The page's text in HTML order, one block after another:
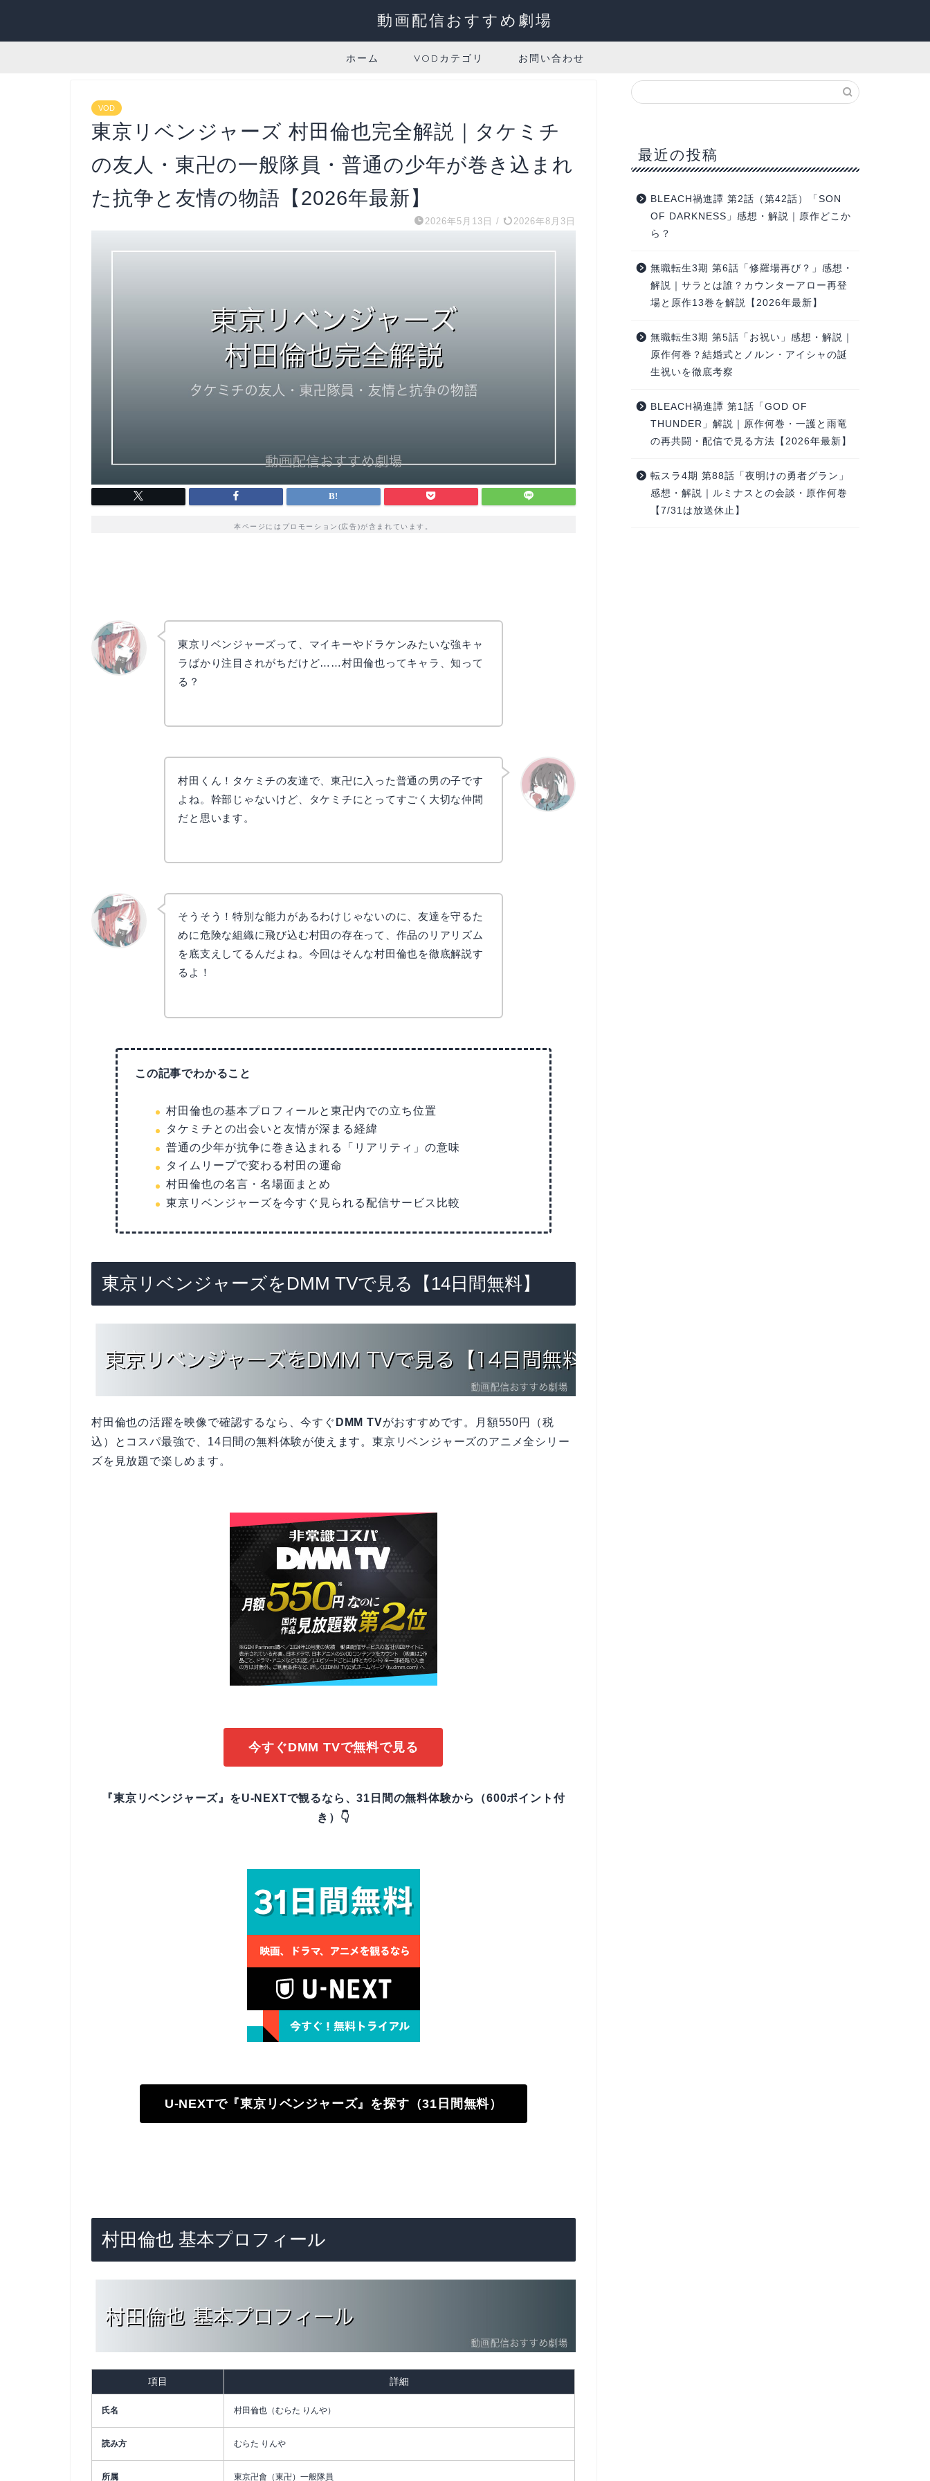
動画配信おすすめ劇場
ホーム VODカテゴリ お問い合わせ
VOD
東京リベンジャーズ 村田倫也完全解説｜タケミチ
の友人・東卍の一般隊員・普通の少年が巻き込まれ
た抗争と友情の物語【2026年最新】
2026年5月13日 / 2026年8月3日
本ページにはプロモーション(広告)が含まれています。
東京リベンジャーズって、マイキーやドラケンみたいな強キャ
ラばかり注目されがちだけど……村田倫也ってキャラ、知って
る？
村田くん！タケミチの友達で、東卍に入った普通の男の子です
よね。幹部じゃないけど、タケミチにとってすごく大切な仲間
だと思います。
そうそう！特別な能力があるわけじゃないのに、友達を守るた
めに危険な組織に飛び込む村田の存在って、作品のリアリズム
を底支えしてるんだよね。今回はそんな村田倫也を徹底解説す
るよ！
この記事でわかること
村田倫也の基本プロフィールと東卍内での立ち位置
タケミチとの出会いと友情が深まる経緯
普通の少年が抗争に巻き込まれる「リアリティ」の意味
タイムリープで変わる村田の運命
村田倫也の名言・名場面まとめ
東京リベンジャーズを今すぐ見られる配信サービス比較
東京リベンジャーズをDMM TVで見る【14日間無料】
村田倫也の活躍を映像で確認するなら、今すぐ DMM TVがおすすめです。月額550円（税
込）とコスパ最強で、14日間の無料体験が使えます。東京リベンジャーズのアニメ全シリー
ズを見放題で楽しめます。
今すぐDMM TVで無料で見る
『東京リベンジャーズ』をU-NEXTで観るなら、31日間の無料体験から（600ポイント付
き）👇
U-NEXTで『東京リベンジャーズ』を探す（31日間無料）
村田倫也 基本プロフィール
項目 詳細
氏名 村田倫也（むらた りんや）
読み方 むらた りんや
所属 東京卍會（東卍）一般隊員
最近の投稿
BLEACH禍進譚 第2話（第42話）「SON
OF DARKNESS」感想・解説｜原作どこか
ら？
無職転生3期 第6話「修羅場再び？」感想・
解説｜サラとは誰？カウンターアロー再登
場と原作13巻を解説【2026年最新】
無職転生3期 第5話「お祝い」感想・解説｜
原作何巻？結婚式とノルン・アイシャの誕
生祝いを徹底考察
BLEACH禍進譚 第1話「GOD OF
THUNDER」解説｜原作何巻・一護と雨竜
の再共闘・配信で見る方法【2026年最新】
転スラ4期 第88話「夜明けの勇者グラン」
感想・解説｜ルミナスとの会談・原作何巻
【7/31は放送休止】